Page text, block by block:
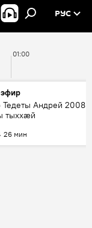
РУС
01:00
Тедеты Андрей 2008
тыххæй
26 мин